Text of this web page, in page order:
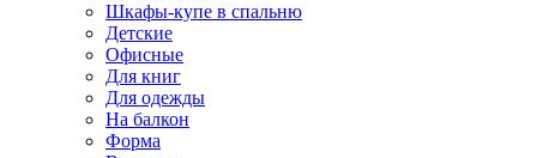
Шкафы-купе в спальню
Детские
Офисные
Для книг
Для одежды
На балкон
Форма